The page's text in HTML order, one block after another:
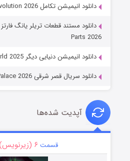
دانلود انیمیشن تکامل Evolution 2026
Parts 2026
دانلود انیمیشن دنیایی دیگر Another World 2025
دانلود سریال قصر شرقی The East Palace 2026
آپدیت شده‌ها
قسمت ۶ (زیرنویس)